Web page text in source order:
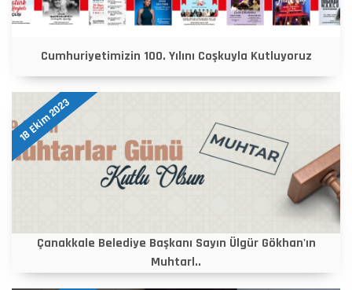
Cumhuriyetimizin 100. Yılını Coşkuyla Kutluyoruz
18 Ekim 2023
Çanakkale Belediye Başkanı Sayın Ülgür Gökhan'ın
Muhtarl..